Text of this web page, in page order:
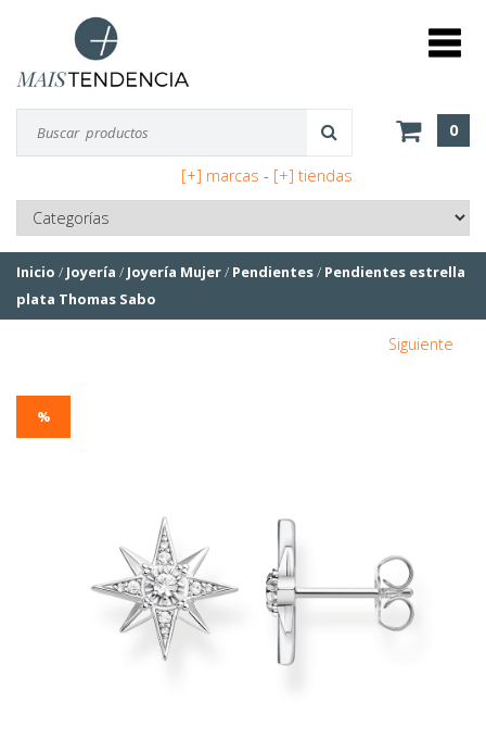
0
[+] marcas - [+] tiendas
Inicio / Joyería / Joyería Mujer/ Pendientes/ Pendientes estrella
plata Thomas Sabo
Siguiente
%